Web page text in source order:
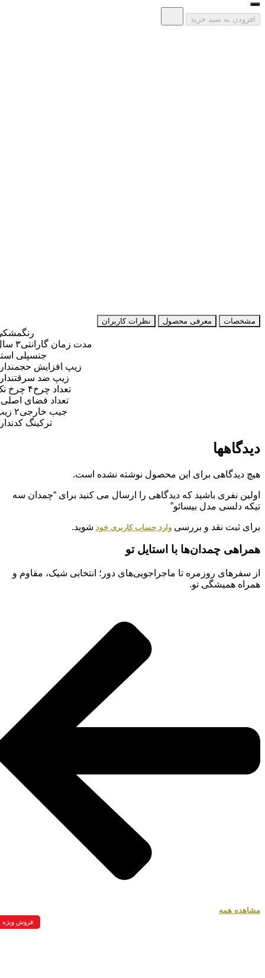
افزودن به سبد خرید
مشخصات معرفی محصول نظرات کاربران
رنگمشکی
مدت زمان گارانتی ۳ سال
جنسپلی استر
زیپ افزایش حجمندارد
زیپ ضد سرقتندارد
تعداد چرخ۴ چرخ تک
تعداد فضای اصلی ۱
جیب خارجی ۲ زیپ
ترکینگ کدندارد
دیدگاهها
هیچ دیدگاهی برای این محصول نوشته نشده است.
اولین نفری باشید که دیدگاهی را ارسال می کنید برای “چمدان سه
تیکه دلسی مدل بیسائو”
برای ثبت نقد و بررسی وارد حساب کاربری خودشوید.
همراهی چمدان‌ها با استایل تو
از سفرهای روزمره تا ماجراجویی‌های دور؛ انتخابی شیک، مقاوم و
همراه همیشگی تو.
مشاهده همه
فروش ویژه